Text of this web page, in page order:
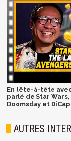
En tête-à-tête avec
parlé de Star
Doomsday et
AUTRES